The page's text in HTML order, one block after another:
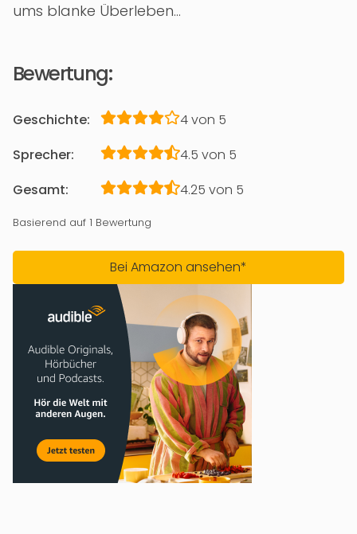
ums blanke Überleben…
Bewertung:
Geschichte:
4 von 5
Sprecher:
4.5 von 5
Gesamt:
4.25 von 5
Basierend auf 1 Bewertung
Bei Amazon ansehen*